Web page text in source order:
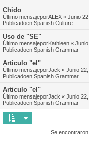
Chido
Último mensajeporALEX « Junio
Publicadoen Spanish Culture
Uso de "SE"
Último mensajeporKathleen «
Publicadoen Spanish Grammar
Articulo "el"
Último mensajeporJack « Junio
Publicadoen Spanish Grammar
Articulo "el"
Último mensajeporJack « Junio
Publicadoen Spanish Grammar
Se